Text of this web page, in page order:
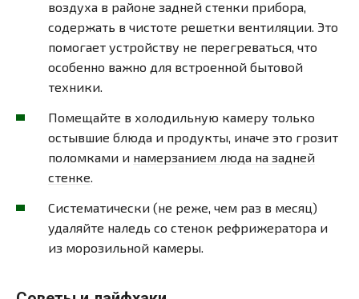
воздуха в районе задней стенки прибора,
содержать в чистоте решетки вентиляции. Это
помогает устройству не перегреваться, что
особенно важно для встроенной бытовой
техники.
Помещайте в холодильную камеру только
остывшие блюда и продукты, иначе это грозит
поломками и намерзанием люда на задней
стенке
Систематически (не реже, чем раз в месяц)
удаляйте наледь со стенок рефрижератора и
из морозильной камеры.